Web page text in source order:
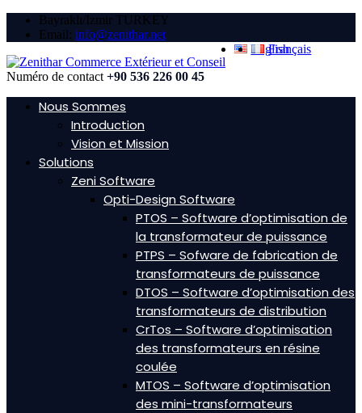
Bayraklı/Izmir TURKEY
Email: info@zenithar.net
English
Français
Numéro de contact +90 536 226 00 45
Nous Sommes
Introduction
Vision et Mission
Solutions
Zeni Software
Opti-Design Software
PTOS – Software d’optimisation de
la transformateur de puissance
PTPS – Sofware de fabrication de
transformateurs de puissance
DTOS – Software d’optimisation des
transformateurs de distribution
CrTos – Software d’optimisation
des transformateurs en résine
coulée
MTOS – Software d’optimisation
des mini-transformateurs